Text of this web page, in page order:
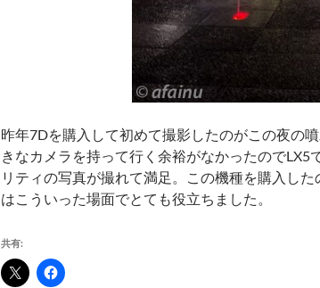
昨年7Dを購入して初めて撮影したのがこの夜の
きなカメラを持って行く余裕がなかったので
リティの写真が撮れて満足。この機種を購入し
はこういった場面でとても役立ちました。
共有: